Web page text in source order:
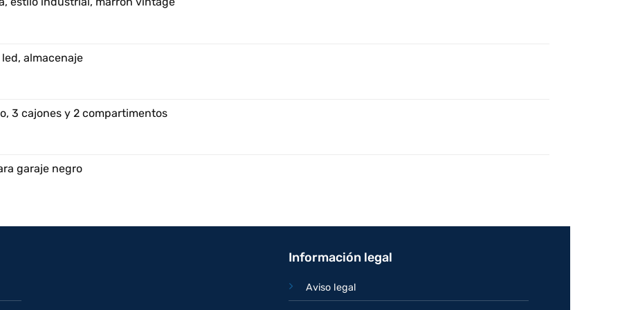
almacenaje
3 cajones y 2 compartimentos
garaje negro
Información legal
Aviso legal